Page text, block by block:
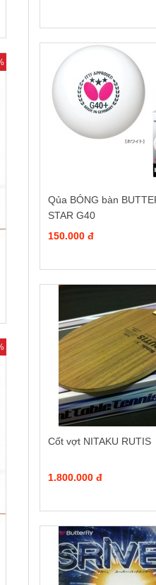
Qủa BÓNG bàn
STAR G40
150.000 đ
Cốt vợt NITAKU RUTIS
1.800.000 đ